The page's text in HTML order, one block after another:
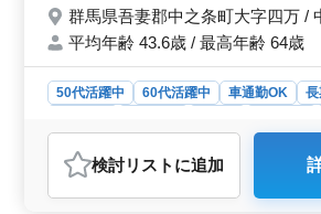
群馬県吾妻郡中之条町大字四万 /
平均年齢 43.6歳 / 最高年齢 64歳
50代活躍中 60代活躍中 車通勤OK 長
おすすめポイント
＜寮完備で安心して働ける環境＞ 単
検討リスト に追加